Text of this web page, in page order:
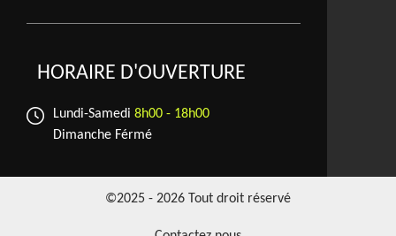
HORAIRE D'OUVERTURE
Lundi-Samedi 8h00 - 18h00
Dimanche Férmé
©2025 - 2026 Tout droit réservé